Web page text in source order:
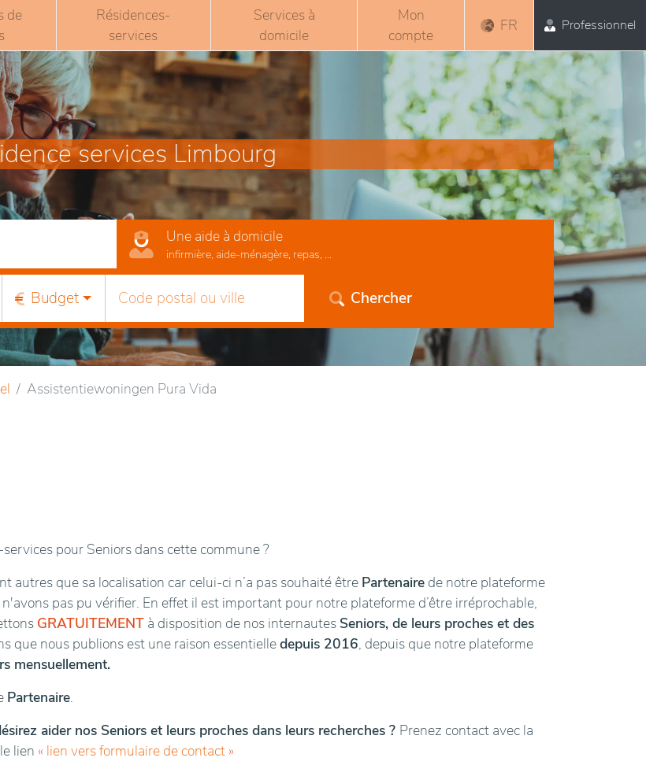
de
Résidences-
services
Services à
domicile
Mon
compte
FR Professionnel
services Limbourg
Une aide à domicile
infirmière, aide-ménagère, repas, ...
Budget Chercher
Assistentiewoningen Pura Vida
pour Seniors dans cette commune ?
que sa localisation car celui-ci n’a pas souhaité être Partenaire de notre plateforme
pas pu vérifier. En effet il est important pour notre plateforme d’être irréprochable,
GRATUITEMENT à disposition de nos internautes Seniors, de leurs proches et des
que nous publions est une raison essentielledepuis 2016, depuis que notre plateforme
mensuellement.
Partenaire.
aider nos Seniors et leurs proches dans leurs recherches ? Prenez contact avec la
lien « lien vers formulaire de contact »